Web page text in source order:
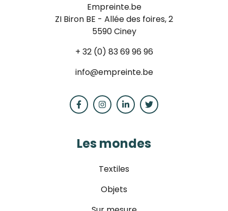
Empreinte.be
ZI Biron BE - Allée des foires, 2
5590 Ciney
+ 32 (0) 83 69 96 96
info@empreinte.be
Les mondes
Textiles
Objets